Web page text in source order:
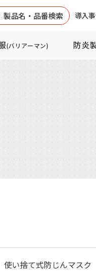
製品名・品番検索 導入
(バリアーマン) 防炎
使い捨て式防じんマスク